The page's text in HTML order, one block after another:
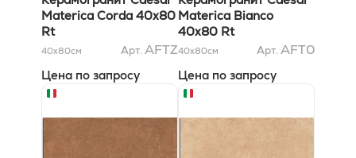
Materica Corda 40x80
Rt
40x80см Арт. AFTZ
Цена по запросу
Materica Bianco
40x80 Rt
40x80см Арт. AFT0
Цена по запросу